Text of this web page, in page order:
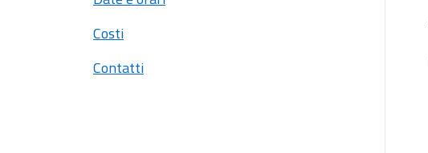
Costi
Contatti